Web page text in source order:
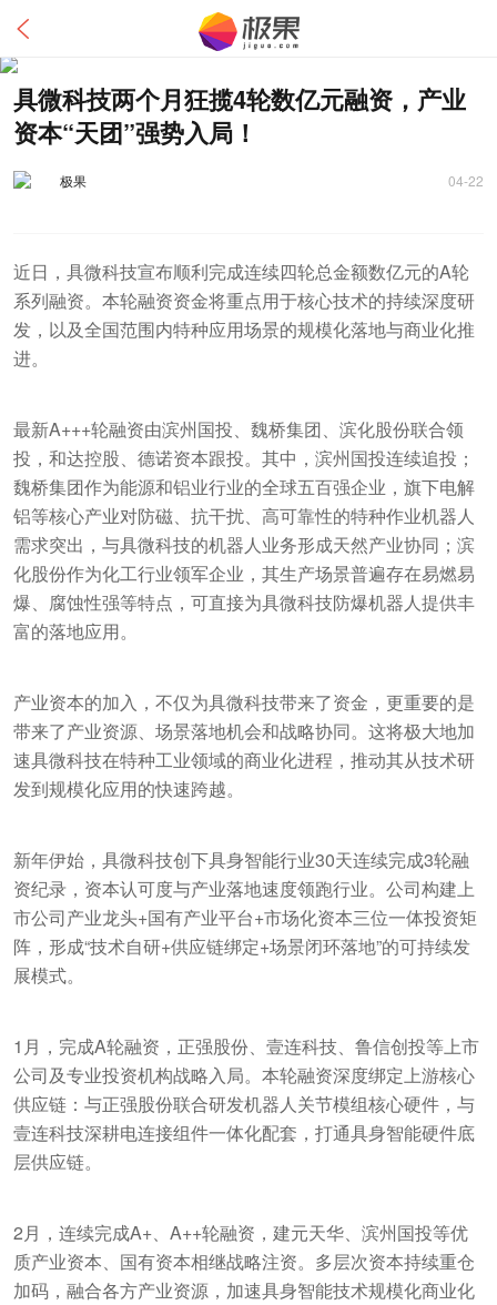
具微科技两个月狂揽4轮数亿元融资，产业
资本“天团”强势入局！
极果 04-22
近日，具微科技宣布顺利完成连续四轮总金额数亿元的A轮
系列融资。本轮融资资金将重点用于核心技术的持续深度研
发，以及全国范围内特种应用场景的规模化落地与商业化推
进。
最新A+++轮融资由滨州国投、魏桥集团、滨化股份联合领
投，和达控股、德诺资本跟投。其中，滨州国投连续追投；
魏桥集团作为能源和铝业行业的全球五百强企业，旗下电解
铝等核心产业对防磁、抗干扰、高可靠性的特种作业机器人
需求突出，与具微科技的机器人业务形成天然产业协同；滨
化股份作为化工行业领军企业，其生产场景普遍存在易燃易
爆、腐蚀性强等特点，可直接为具微科技防爆机器人提供丰
富的落地应用。
产业资本的加入，不仅为具微科技带来了资金，更重要的是
带来了产业资源、场景落地机会和战略协同。这将极大地加
速具微科技在特种工业领域的商业化进程，推动其从技术研
发到规模化应用的快速跨越。
新年伊始，具微科技创下具身智能行业30天连续完成3轮融
资纪录，资本认可度与产业落地速度领跑行业。公司构建上
市公司产业龙头+国有产业平台+市场化资本三位一体投资矩
阵，形成“技术自研+供应链绑定+场景闭环落地”的可持续发
展模式。
1月，完成A轮融资，正强股份、壹连科技、鲁信创投等上市
公司及专业投资机构战略入局。本轮融资深度绑定上游核心
供应链：与正强股份联合研发机器人关节模组核心硬件，与
壹连科技深耕电连接组件一体化配套，打通具身智能硬件底
层供应链。
2月，连续完成A+、A++轮融资，建元天华、滨州国投等优
质产业资本、国有资本相继战略注资。多层次资本持续重仓
加码，融合各方产业资源，加速具身智能技术规模化商业化